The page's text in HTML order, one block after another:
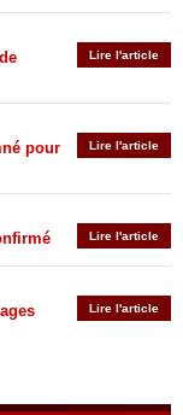
Lire l'article
Lire l'article
pour
Lire l'article
Lire l'article